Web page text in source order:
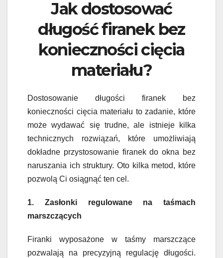
Jak dostosować
długość firanek bez
konieczności cięcia
materiału?
Dostosowanie długości firanek bez
konieczności cięcia materiału to zadanie, które
może wydawać się trudne, ale istnieje kilka
technicznych rozwiązań, które umożliwiają
dokładne przystosowanie firanek do okna bez
naruszania ich struktury. Oto kilka metod, które
pozwolą Ci osiągnąć ten cel.
1. Zasłonki regulowane na taśmach
marszczących
Firanki wyposażone w taśmy marszczące
pozwalają na precyzyjną regulację długości.